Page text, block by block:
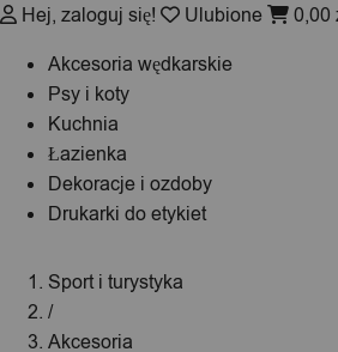
Hej, zaloguj się! Ulubione 0,00
Akcesoria wędkarskie
Psy i koty
Kuchnia
Łazienka
Dekoracje i ozdoby
Drukarki do etykiet
Sport i turystyka
/
Akcesoria